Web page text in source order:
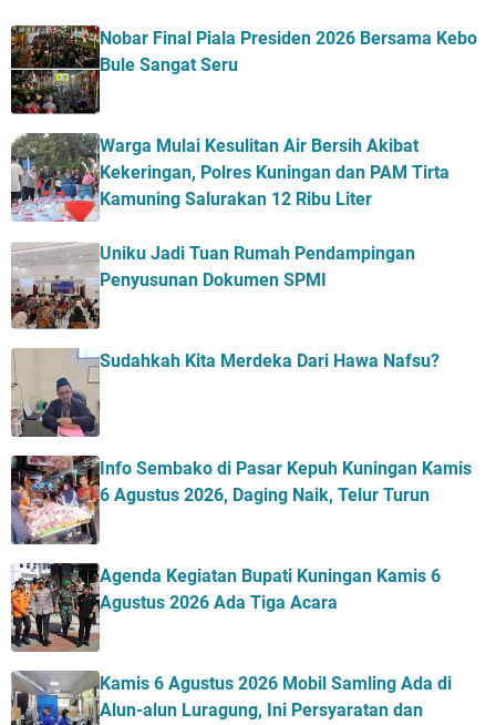
Nobar Final Piala Presiden 2026 Bersama Kebo
Bule Sangat Seru
Warga Mulai Kesulitan Air Bersih Akibat
Kekeringan, Polres Kuningan dan PAM Tirta
Kamuning Salurakan 12 Ribu Liter
Uniku Jadi Tuan Rumah Pendampingan
Penyusunan Dokumen SPMI
Sudahkah Kita Merdeka Dari Hawa Nafsu?
Info Sembako di Pasar Kepuh Kuningan Kamis
6 Agustus 2026, Daging Naik, Telur Turun
Agenda Kegiatan Bupati Kuningan Kamis 6
Agustus 2026 Ada Tiga Acara
Kamis 6 Agustus 2026 Mobil Samling Ada di
Alun-alun Luragung, Ini Persyaratan dan